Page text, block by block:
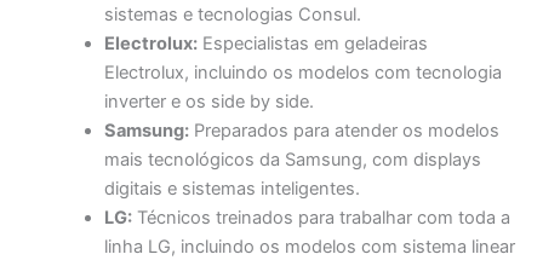
sistemas e tecnologias Consul.
Electrolux: Especialistas em geladeiras
Electrolux, incluindo os modelos com tecnologia
inverter e os side by side.
Samsung: Preparados para atender os modelos
mais tecnológicos da Samsung, com displays
digitais e sistemas inteligentes.
LG: Técnicos treinados para trabalhar com toda a
linha LG, incluindo os modelos com sistema linear